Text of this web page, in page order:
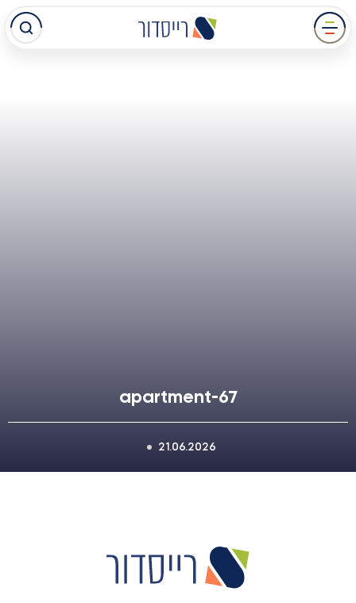
מעבר
לתוכן
apartment-67
21.06.2026